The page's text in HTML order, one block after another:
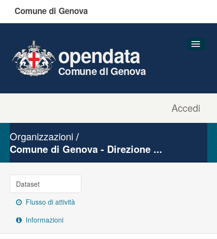
Comune di Genova
Accedi
opendata
Comune di Genova
Gruppi
Organizzazioni
Comune di Genova - Direzione ...
Dataset
Flusso di attività
Informazioni